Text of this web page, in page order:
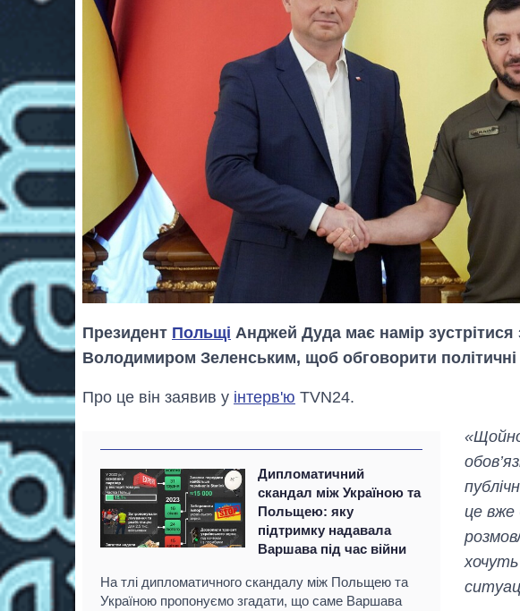
Президент Польщі Анджей Дуда має намір зустрітися
Володимиром Зеленським, щоб обговорити політичні
Про це він заявив у інтерв'ю TVN24.
Дипломатичний
скандал між Україною та
Польщею: яку
підтримку надавала
Варшава під час війни
На тлі дипломатичного скандалу між Польщею та
Україною пропонуємо згадати, що саме Варшава
це вже
хочуть